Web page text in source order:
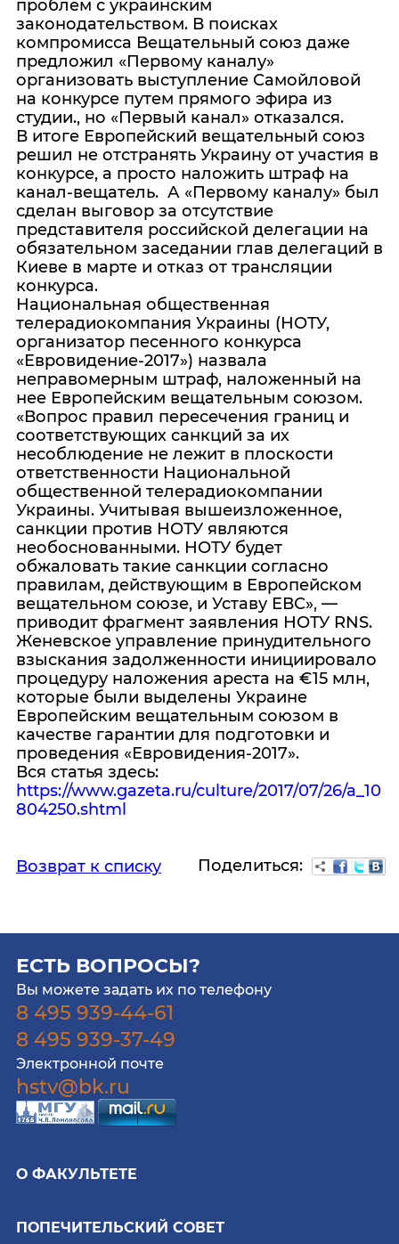
проблем с украинским
законодательством. В поисках
компромисса Вещательный союз даже
предложил «Первому каналу»
организовать выступление Самойловой
на конкурсе путем прямого эфира из
студии., но «Первый канал» отказался.
В итоге Европейский вещательный союз
решил не отстранять Украину от участия в
конкурсе, а просто наложить штраф на
канал-вещатель. А «Первому каналу» был
сделан выговор за отсутствие
представителя российской делегации на
обязательном заседании глав делегаций в
Киеве в марте и отказ от трансляции
конкурса.
Национальная общественная
телерадиокомпания Украины (НОТУ,
организатор песенного конкурса
«Евровидение-2017») назвала
неправомерным штраф, наложенный на
нее Европейским вещательным союзом.
«Вопрос правил пересечения границ и
соответствующих санкций за их
несоблюдение не лежит в плоскости
ответственности Национальной
общественной телерадиокомпании
Украины. Учитывая вышеизложенное,
санкции против НОТУ являются
необоснованными. НОТУ будет
обжаловать такие санкции согласно
правилам, действующим в Европейском
вещательном союзе, и Уставу ЕВС», —
приводит фрагмент заявления НОТУ RNS.
Женевское управление принудительного
взыскания задолженности инициировало
процедуру наложения ареста на €15 млн,
которые были выделены Украине
Европейским вещательным союзом в
качестве гарантии для подготовки и
проведения «Евровидения-2017».
Вся статья здесь:
https://www.gazeta.ru/culture/2017/07/26/a_10
804250.shtml
Возврат к списку Поделиться:
ЕСТЬ ВОПРОСЫ?
Вы можете задать их по телефону
8 495 939-44-61
8 495 939-37-49
Электронной почте
hstv@bk.ru
О ФАКУЛЬТЕТЕ
ПОПЕЧИТЕЛЬСКИЙ СОВЕТ